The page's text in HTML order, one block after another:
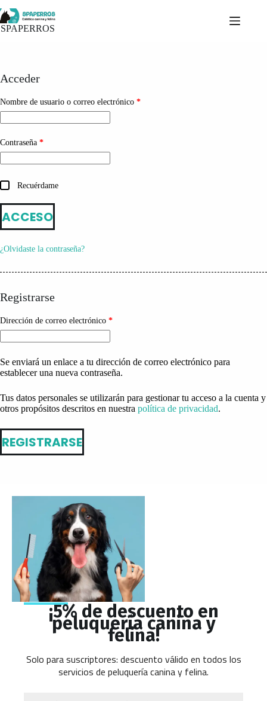
al
contenido
SPAPERROS
Acceder
Nombre de usuario o correo electrónico *Obligatorio
Contraseña *Obligatorio
Recuérdame
ACCESO
¿Olvidaste la contraseña?
Registrarse
Dirección de correo electrónico *Obligatorio
Se enviará un enlace a tu dirección de correo electrónico para
establecer una nueva contraseña.
Tus datos personales se utilizarán para gestionar tu acceso a la cuenta y
otros propósitos descritos en nuestra política de privacidad.
REGISTRARSE
¡5% de descuento en
peluquería canina y
felina!
Solo para suscriptores: descuento válido en todos los
servicios de peluquería canina y felina.